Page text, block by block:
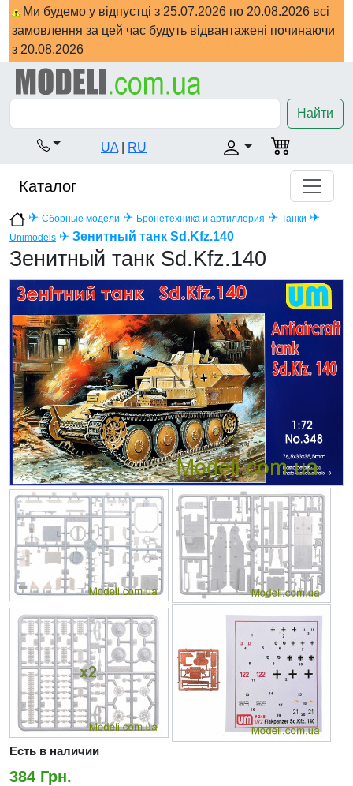
Ми будемо у відпустці з 25.07.2026 по 20.08.2026 всі
замовлення за цей час будуть відвантажені починаючи
з 20.08.2026
Найти
UA RU
Каталог
✈ Сборные модели ✈ Бронетехника и артиллерия ✈ Танки ✈
Unimodels ✈ Зенитный танк Sd.Kfz.140
Зенитный танк Sd.Kfz.140
Есть в наличии
384 Грн.